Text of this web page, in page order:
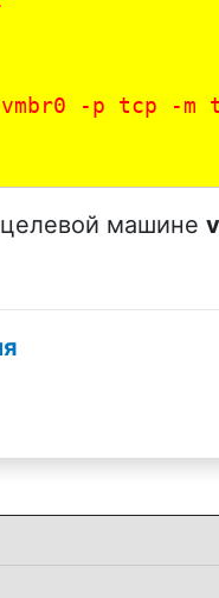
vmbr0 -p tcp -
машине